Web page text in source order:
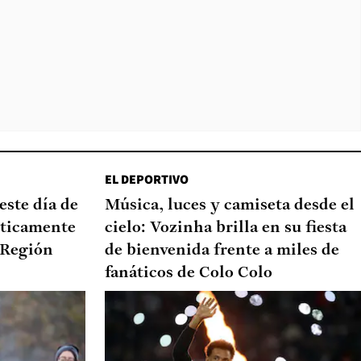
día de
EL DEPORTIVO
Música, luces y camiseta desde el
cielo: Vozinha brilla en su fiesta
de bienvenida frente a miles de
fanáticos de Colo Colo